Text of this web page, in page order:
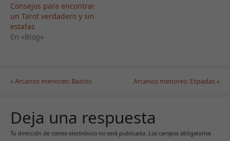
Consejos para encontrar
un Tarot verdadero y sin
estafas
En «Blog»
«Arcanos menores: Bastos Arcanos menores: Espadas »
Deja una respuesta
Tu dirección de correo electrónico no será publicada. Los campos obligatorios